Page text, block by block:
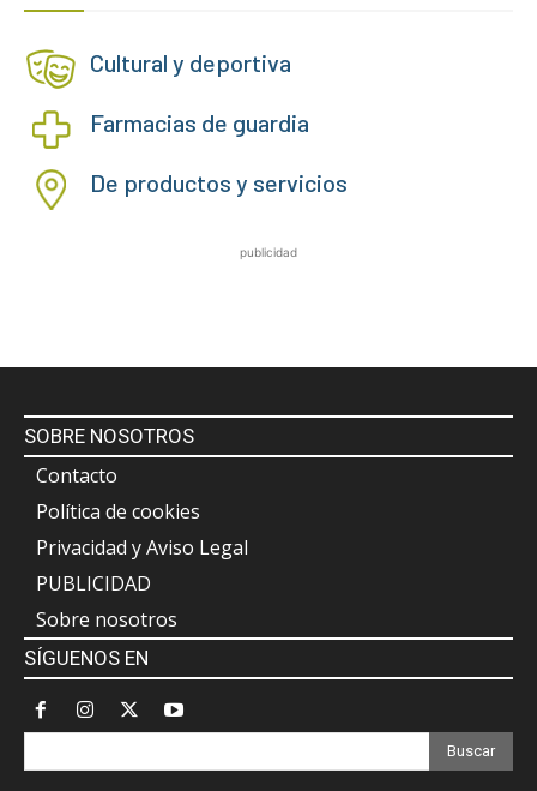
Cultural y deportiva
Farmacias de guardia
De productos y servicios
publicidad
SOBRE NOSOTROS
Contacto
Política de cookies
Privacidad y Aviso Legal
PUBLICIDAD
Sobre nosotros
SÍGUENOS EN
Buscar